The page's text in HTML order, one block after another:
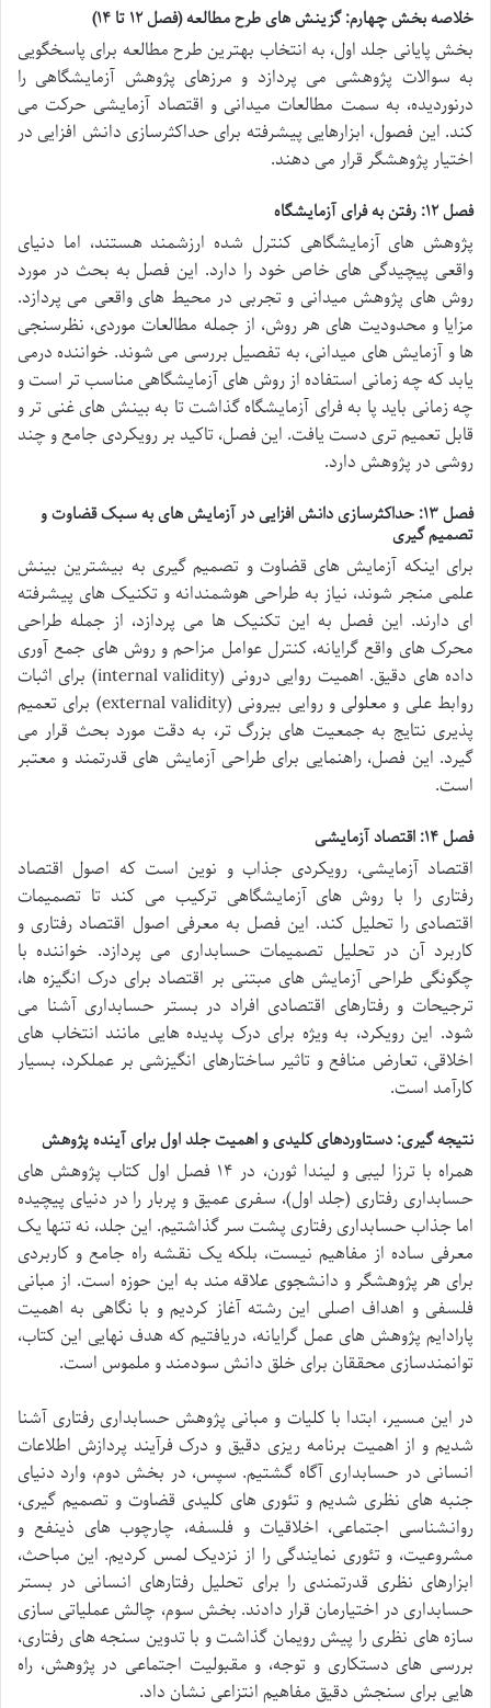
خلاصه بخش چهارم: گزینش های طرح مطالعه (فصل ۱۲ تا ۱۴)
بخش پایانی جلد اول، به انتخاب بهترین طرح مطالعه برای پاسخگویی
به سوالات پژوهشی می پردازد و مرزهای پژوهش آزمایشگاهی را
درنوردیده، به سمت مطالعات میدانی و اقتصاد آزمایشی حرکت می
کند. این فصول، ابزارهایی پیشرفته برای حداکثرسازی دانش افزایی در
اختیار پژوهشگر قرار می دهند.
فصل ۱۲: رفتن به فرای آزمایشگاه
پژوهش های آزمایشگاهی کنترل شده ارزشمند هستند، اما دنیای
واقعی پیچیدگی های خاص خود را دارد. این فصل به بحث در مورد
روش های پژوهش میدانی و تجربی در محیط های واقعی می پردازد.
مزایا و محدودیت های هر روش، از جمله مطالعات موردی، نظرسنجی
ها و آزمایش های میدانی، به تفصیل بررسی می شوند. خواننده درمی
یابد که چه زمانی استفاده از روش های آزمایشگاهی مناسب تر است و
چه زمانی باید پا به فرای آزمایشگاه گذاشت تا به بینش های غنی تر و
قابل تعمیم تری دست یافت. این فصل، تاکید بر رویکردی جامع و چند
روشی در پژوهش دارد.
فصل ۱۳: حداکثرسازی دانش افزایی در آزمایش های به سبک قضاوت و
تصمیم گیری
برای اینکه آزمایش های قضاوت و تصمیم گیری به بیشترین بینش
علمی منجر شوند، نیاز به طراحی هوشمندانه و تکنیک های پیشرفته
ای دارند. این فصل به این تکنیک ها می پردازد، از جمله طراحی
محرک های واقع گرایانه، کنترل عوامل مزاحم و روش های جمع آوری
داده های دقیق. اهمیت روایی درونی (internal validity) برای اثبات
روابط علی و معلولی و روایی بیرونی (external validity) برای تعمیم
پذیری نتایج به جمعیت های بزرگ تر، به دقت مورد بحث قرار می
گیرد. این فصل، راهنمایی برای طراحی آزمایش های قدرتمند و معتبر
است.
فصل ۱۴: اقتصاد آزمایشی
اقتصاد آزمایشی، رویکردی جذاب و نوین است که اصول اقتصاد
رفتاری را با روش های آزمایشگاهی ترکیب می کند تا تصمیمات
اقتصادی را تحلیل کند. این فصل به معرفی اصول اقتصاد رفتاری و
کاربرد آن در تحلیل تصمیمات حسابداری می پردازد. خواننده با
چگونگی طراحی آزمایش های مبتنی بر اقتصاد برای درک انگیزه ها،
ترجیحات و رفتارهای اقتصادی افراد در بستر حسابداری آشنا می
شود. این رویکرد، به ویژه برای درک پدیده هایی مانند انتخاب های
اخلاقی، تعارض منافع و تاثیر ساختارهای انگیزشی بر عملکرد، بسیار
کارآمد است.
نتیجه گیری: دستاوردهای کلیدی و اهمیت جلد اول برای آینده پژوهش
همراه با ترزا لیبی و لیندا ثورن، در ۱۴ فصل اول کتاب پژوهش های
حسابداری رفتاری (جلد اول)، سفری عمیق و پربار را در دنیای پیچیده
اما جذاب حسابداری رفتاری پشت سر گذاشتیم. این جلد، نه تنها یک
معرفی ساده از مفاهیم نیست، بلکه یک نقشه راه جامع و کاربردی
برای هر پژوهشگر و دانشجوی علاقه مند به این حوزه است. از مبانی
فلسفی و اهداف اصلی این رشته آغاز کردیم و با نگاهی به اهمیت
پارادایم پژوهش های عمل گرایانه، دریافتیم که هدف نهایی این کتاب،
توانمندسازی محققان برای خلق دانش سودمند و ملموس است.
در این مسیر، ابتدا با کلیات و مبانی پژوهش حسابداری رفتاری آشنا
شدیم و از اهمیت برنامه ریزی دقیق و درک فرآیند پردازش اطلاعات
انسانی در حسابداری آگاه گشتیم. سپس، در بخش دوم، وارد دنیای
جنبه های نظری شدیم و تئوری های کلیدی قضاوت و تصمیم گیری،
روانشناسی اجتماعی، اخلاقیات و فلسفه، چارچوب های ذینفع و
مشروعیت، و تئوری نمایندگی را از نزدیک لمس کردیم. این مباحث،
ابزارهای نظری قدرتمندی را برای تحلیل رفتارهای انسانی در بستر
حسابداری در اختیارمان قرار دادند. بخش سوم، چالش عملیاتی سازی
سازه های نظری را پیش رویمان گذاشت و با تدوین سنجه های رفتاری،
بررسی های دستکاری و توجه، و مقبولیت اجتماعی در پژوهش، راه
هایی برای سنجش دقیق مفاهیم انتزاعی نشان داد.